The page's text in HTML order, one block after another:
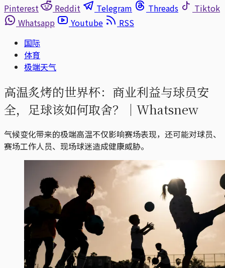
Pinterest
Reddit Telegram Threads
Tiktok
Whatsapp
Youtube
RSS
国际
体育
极端天气
高温炙烤的世界杯：商业利益与球员安
全，足球该如何取舍？｜Whatsnew
气候变化带来的极端高温不仅影响赛场表现，还可能对球员、
赛场工作人员、现场球迷造成健康威胁。